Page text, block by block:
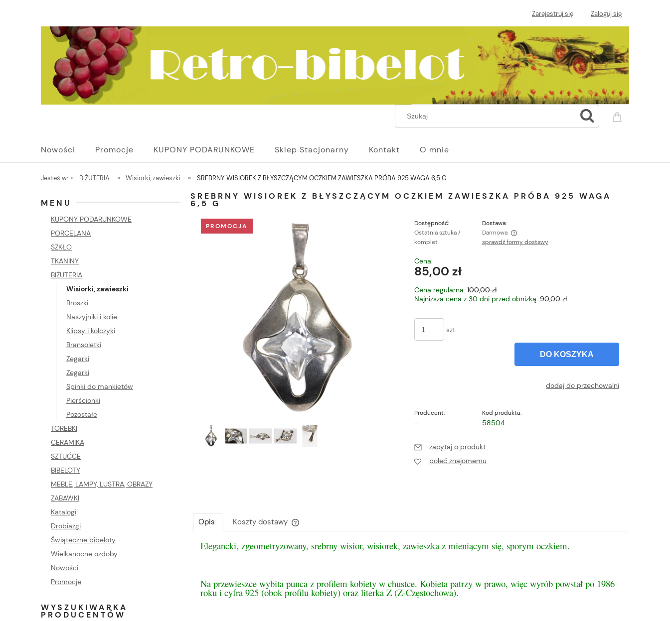
Zarejestruj się Zaloguj się
Nowości Promocje KUPONY PODARUNKOWE Sklep Stacjonarny Kontakt O mnie
Jesteś w: » BIŻUTERIA » Wisiorki, zawieszki » SREBRNY WISIOREK Z BŁYSZCZĄCYM OCZKIEM ZAWIESZKA PRÓBA 925 WAGA 6,5 G
MENU
KUPONY PODARUNKOWE
PORCELANA
SZKŁO
TKANINY
BIŻUTERIA
Wisiorki, zawieszki
Broszki
Naszyjniki i kolie
Klipsy i kolczyki
Bransoletki
Zegarki
Zegarki
Spinki do mankietów
Pierścionki
Pozostałe
TOREBKI
CERAMIKA
SZTUĆCE
BIBELOTY
MEBLE, LAMPY, LUSTRA, OBRAZY
ZABAWKI
Katalogi
Drobiazgi
Świąteczne bibeloty
Wielkanocne ozdoby
Nowości
Promocje
WYSZUKIWARKA
PRODUCENTÓW
SREBRNY WISIOREK Z BŁYSZCZĄCYM OCZKIEM ZAWIESZKA PRÓBA 925 WAGA
6,5 G
PROMOCJA
Dostępność:
Ostatnia sztuka /
komplet
Dostawa:
Darmowa
sprawdź formy dostawy
Cena:
85,00 zł
Cena regularna: 100,00 zł
Najniższa cena z 30 dni przed obniżką: 90,00 zł
szt.
DO KOSZYKA
dodaj do przechowalni
Producent:
-
Kod produktu:
58504
zapytaj o produkt
poleć znajomemu
Opis Koszty dostawy
Cena nie zawiera ewentualnych kosztów
Elegancki, zgeometryzowany, srebrny wisior, wisiorek, zawieszka z mieniącym się, sporym oczkiem.
Na przewieszce wybita punca z profilem kobiety w chustce. Kobieta patrzy w prawo, więc wyrób powstał po 1986
roku i cyfra 925 (obok profilu kobiety) oraz literka Z (Z-Częstochowa).